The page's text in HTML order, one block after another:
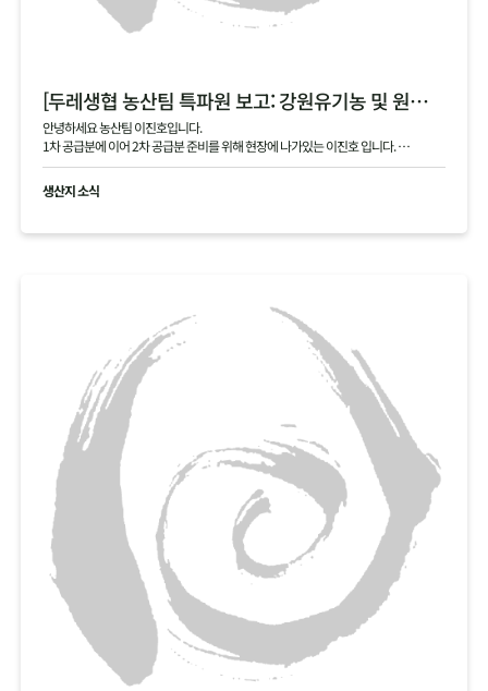
[두레생협 농산팀 특파원 보고: 강원유기농 및 원주생명농업 2차 안내]
안녕하세요 농산팀 이진호입니다.
1차 공급분에 이어 2차 공급분 준비를 위해 현장에 나가있는 이진호 입니다.
강원유기농 김장 무, 동치미 무, 대파 공급 예정이며, 현재 작확 상태 및 품질과 생산지
현황 공유드립니다.
생산지 소식